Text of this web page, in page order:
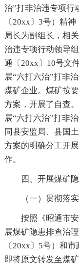
治”打非治违专项行
〔20xx〕3号）精
局长为副组长，相
治违专项行动领导
通〔20xx〕10号文
展“六打六治”打非
煤矿企业。煤矿按
方案，开展了自查
展“六打六治”打非
同县安监局、县国
方案的明确分工开
作。
四、开展煤矿
（一）贯彻落
按照《昭通市
展煤矿隐患排查治
〔20xx〕5号）和
即将原文转发至煤